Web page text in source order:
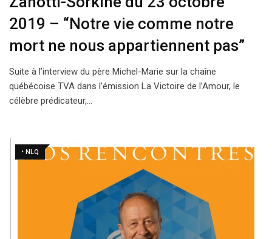
2019 – “Notre vie comme notre
mort ne nous appartiennent pas”
Suite à l’interview du père Michel-Marie sur la chaîne
québécoise TVA dans l’émission La Victoire de l’Amour, le
célèbre prédicateur,…
• NLQ